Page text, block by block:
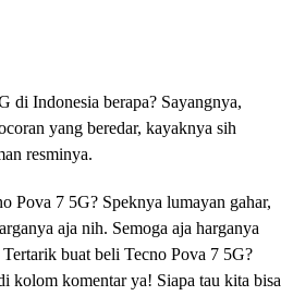
di Indonesia berapa? Sayangnya,
yang beredar, kayaknya sih
resminya.
Pova 7 5G? Speknya lumayan gahar,
aja nih. Semoga aja harganya
buat beli Tecno Pova 7 5G?
kolom komentar ya! Siapa tau kita bisa